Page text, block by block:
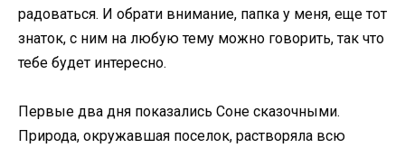
радоваться. И обрати внимание, папка у меня, еще тот
знаток, с ним на любую тему можно говорить, так что
тебе будет интересно.
Первые два дня показались Соне сказочными.
Природа, окружавшая поселок, растворяла всю